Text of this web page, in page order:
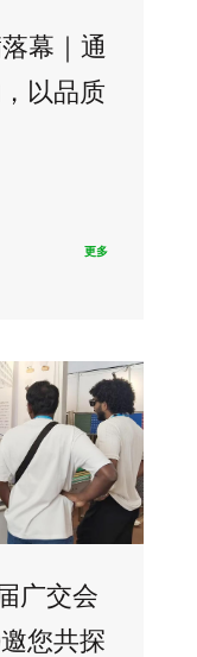
幕｜通
以品质
更多
广交会
您共探